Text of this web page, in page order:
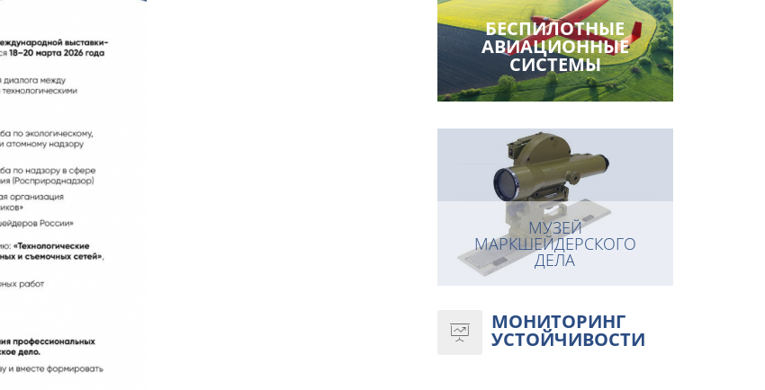
БЕСПИЛОТНЫЕ
АВИАЦИОННЫЕ
СИСТЕМЫ
МУЗЕЙ
МАРКШЕЙДЕРСКОГО
ДЕЛА
МОНИТОРИНГ
УСТОЙЧИВОСТИ